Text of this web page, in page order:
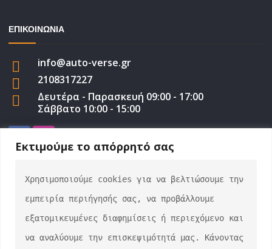
Εκτιμούμε το απόρρητό σας
Χρησιμοποιούμε cookies για να βελτιώσουμε την
εμπειρία περιήγησής σας, να προβάλλουμε
εξατομικευμένες διαφημίσεις ή περιεχόμενο και
να αναλύουμε την επισκεψιμότητά μας. Κάνοντας
ΕΠΙΚΟΙΝΩΝΙΑ
info@auto-verse.gr
2108317227
Δευτέρα - Παρασκευή 09:00 - 17:00
Σάββατο 10:00 - 15:00
auto-verse.gr ©2022 | Development by George
Efstratiou